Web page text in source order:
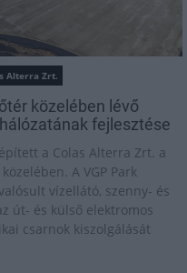
Alterra Zrt.
közelében lévő
fejlesztése
a Colas Alterra Zrt. a
A VGP Park
vízellátó, szenny- és
út- és külső elektromos
csarnok kiszolgálását